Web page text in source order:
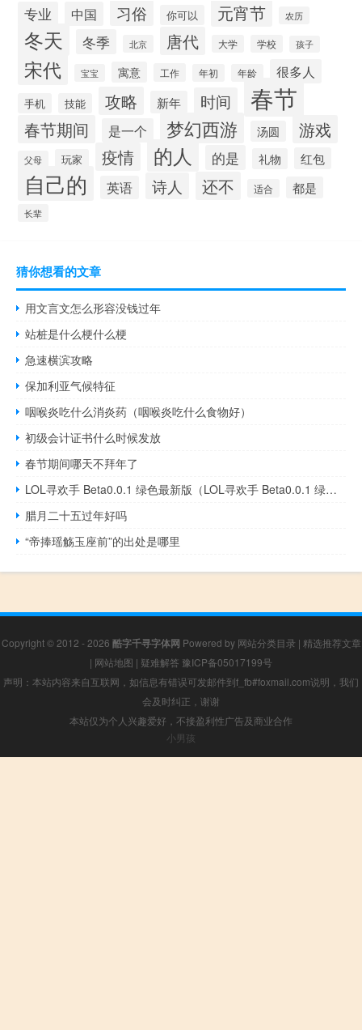
专业 中国 习俗 你可以 元宵节 农历
冬天 冬季 北京 唐代 大学 学校 孩子
宋代 宝宝 寓意 工作 年初 年龄 很多人
手机 技能 攻略 新年 时间 春节
春节期间 是一个 梦幻西游 汤圆 游戏
父母 玩家 疫情 的人 的是 礼物 红包
自己的 英语 诗人 还不 适合 都是
长辈
猜你想看的文章
用文言文怎么形容没钱过年
站桩是什么梗什么梗
急速横滨攻略
保加利亚气候特征
咽喉炎吃什么消炎药（咽喉炎吃什么食物好）
初级会计证书什么时候发放
春节期间哪天不拜年了
LOL寻欢手 Beta0.0.1 绿色最新版（LOL寻欢手 Beta0.0.1 绿色最新版功能简介）
腊月二十五过年好吗
“帝捧瑶觞玉座前”的出处是哪里
Copyright © 2012 - 2026 酷字千寻字体网 Powered by 网站分类目录 | 精选推荐文章
| 网站地图 | 疑难解答 豫ICP备05017199号
声明：本站内容来自互联网，如信息有错误可发邮件到f_fb#foxmail.com说明，我们
会及时纠正，谢谢
本站仅为个人兴趣爱好，不接盈利性广告及商业合作
小男孩